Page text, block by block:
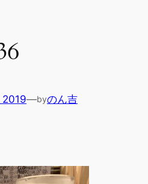
2019—byのん吉